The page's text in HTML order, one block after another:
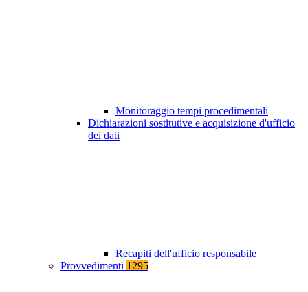
Monitoraggio tempi procedimentali
Dichiarazioni sostitutive e acquisizione d'ufficio
dei dati
Recapiti dell'ufficio responsabile
Provvedimenti 1295